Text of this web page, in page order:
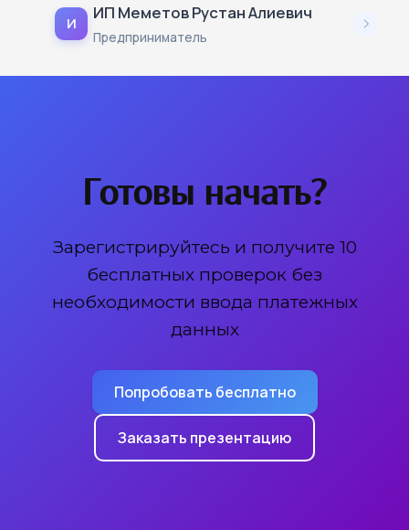
И
ИП Меметов Рустан Алиевич
Предприниматель
Готовы начать?
Зарегистрируйтесь и получите 10
бесплатных проверок без
необходимости ввода платежных
данных
Попробовать бесплатно
Заказать презентацию